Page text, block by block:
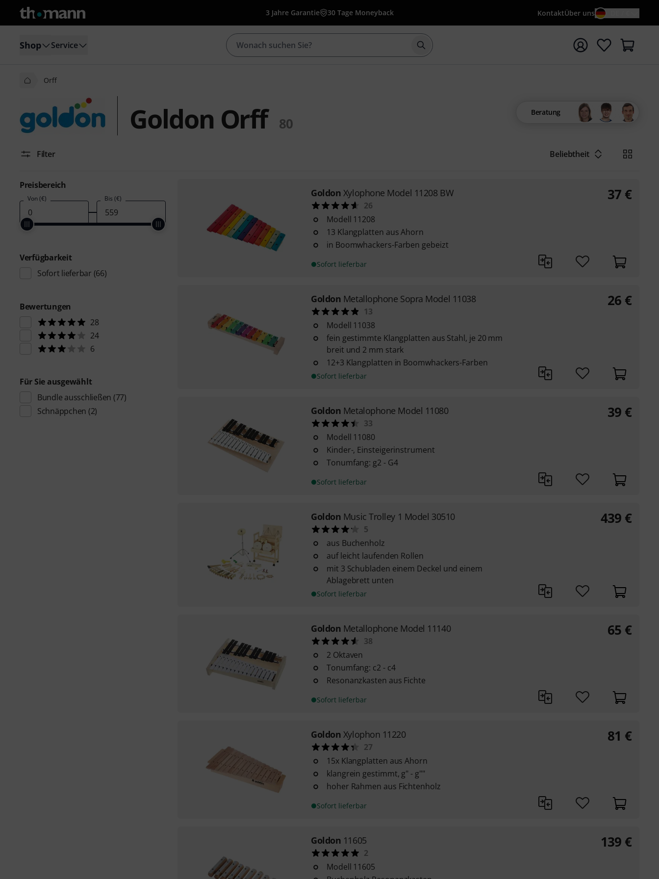
3 Jahre Garantie 30 Tage Moneyback KontaktÜber uns
Shop Service Suche mit Suchwort {searchTerm} starten
Orff
Goldon Orff 80
Beratung
Filter Beliebtheit
Preisbereich
Von (€) Bis (€)
Verfügbarkeit
Sofort lieferbar (66)
Bewertungen
28
24
6
Für Sie ausgewählt
Bundle ausschließen (77)
Schnäppchen (2)
Goldon Xylophone Model 11208 BW
26
Modell 11208
13 Klangplatten aus Ahorn
in Boomwhackers-Farben gebeizt
Sofort lieferbar
37 €
Goldon Metallophone Sopra Model 11038
13
Modell 11038
fein gestimmte Klangplatten aus Stahl, je 20 mm
breit und 2 mm stark
12+3 Klangplatten in Boomwhackers-Farben
Sofort lieferbar
26 €
Goldon Metalophone Model 11080
33
Modell 11080
Kinder-, Einsteigerinstrument
Tonumfang: g2 - G4
Sofort lieferbar
39 €
Goldon Music Trolley 1 Model 30510
5
aus Buchenholz
auf leicht laufenden Rollen
mit 3 Schubladen einem Deckel und einem
Ablagebrett unten
Sofort lieferbar
439 €
Goldon Metallophone Model 11140
38
2 Oktaven
Tonumfang: c2 - c4
Resonanzkasten aus Fichte
Sofort lieferbar
65 €
Goldon Xylophon 11220
27
15x Klangplatten aus Ahorn
klangrein gestimmt, g" - g""
hoher Rahmen aus Fichtenholz
Sofort lieferbar
81 €
Goldon 11605
2
Modell 11605
139 €